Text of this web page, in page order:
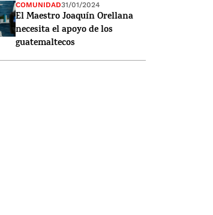
COMUNIDAD31/01/2024
El Maestro Joaquín Orellana
necesita el apoyo de los
guatemaltecos